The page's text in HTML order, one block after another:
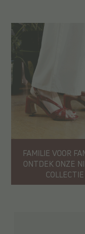
FAMILIE VOOR
ONTDEK ONZE
COLLECTIE